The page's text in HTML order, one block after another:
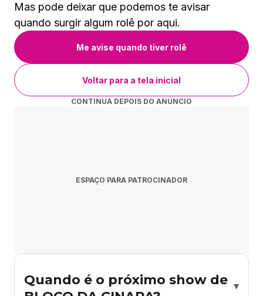
Mas pode deixar que podemos te avisar
quando surgir algum rolê por aqui.
Me avise quando tiver rolê
Voltar para a tela inicial
CONTINUA DEPOIS DO ANÚNCIO
ESPAÇO PARA PATROCINADOR
Quando é o próximo show de ▾